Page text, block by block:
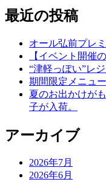
最近の投稿
オール弘前プレ
【イベント開催
“津軽っぽい”レ
期間限定メニュ
夏のお出かけが
子が入荷。
アーカイブ
2026年7月
2026年6月